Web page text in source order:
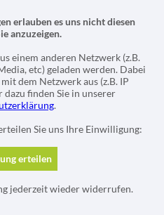
erlauben es uns nicht diesen
anzuzeigen.
einem anderen Netzwerk (z.B.
etc) geladen werden. Dabei
dem Netzwerk aus (z.B. IP
dazu finden Sie in unserer
.
Sie uns Ihre Einwilligung:
jederzeit wieder widerrufen.